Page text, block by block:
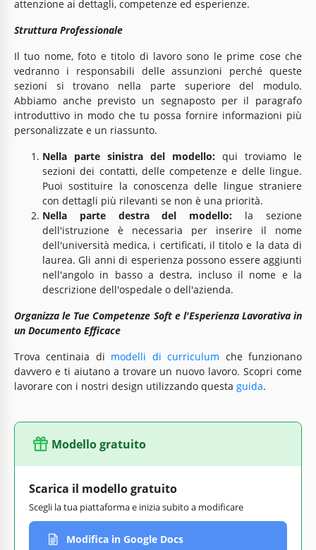
attenzione ai dettagli, competenze ed esperienze.
Struttura Professionale
Il tuo nome, foto e titolo di lavoro sono le prime cose che
vedranno i responsabili delle assunzioni perché queste
sezioni si trovano nella parte superiore del modulo.
Abbiamo anche previsto un segnaposto per il paragrafo
introduttivo in modo che tu possa fornire informazioni più
personalizzate e un riassunto.
Nella parte sinistra del modello: qui troviamo le
sezioni dei contatti, delle competenze e delle lingue.
Puoi sostituire la conoscenza delle lingue straniere
con dettagli più rilevanti se non è una priorità.
Nella parte destra del modello: la sezione
dell'istruzione è necessaria per inserire il nome
dell'università medica, i certificati, il titolo e la data di
laurea. Gli anni di esperienza possono essere aggiunti
nell'angolo in basso a destra, incluso il nome e la
descrizione dell'ospedale o dell'azienda.
Organizza le Tue Competenze Soft e l'Esperienza Lavorativa in
un Documento Efficace
Trova centinaia di modelli di curriculum che funzionano
davvero e ti aiutano a trovare un nuovo lavoro. Scopri come
lavorare con i nostri design utilizzando questa guida.
Modello gratuito
Scarica il modello gratuito
Scegli la tua piattaforma e inizia subito a modificare
Modifica in Google Docs